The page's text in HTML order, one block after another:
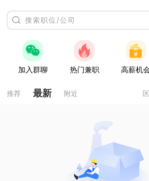
加入群聊 热门兼职 高薪机
推荐 最新 附近